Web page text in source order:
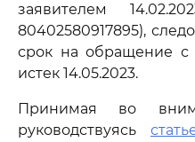
заявителем
80402580917895),
срок на обращение с
истек 14.05.2023.
Принимая во
руководствуясь